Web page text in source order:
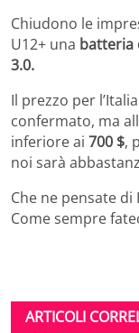
Chiudono le
U12+ una batteria
3.0.
Il prezzo per
confermato, ma
inferiore ai 700 $,
noi sarà
Che ne pensate di
Come sempre
ARTICOLI